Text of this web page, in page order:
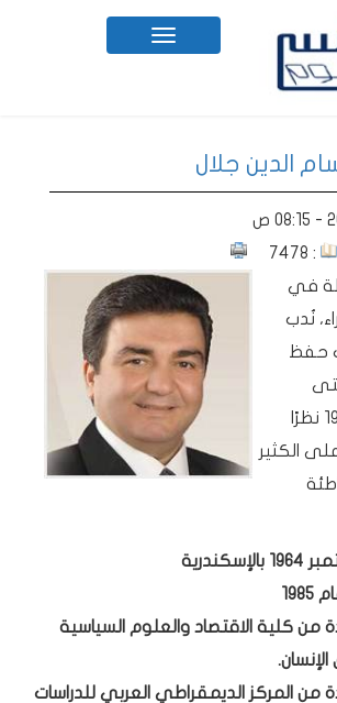
Toggle
navigation
الدين جلال
: 7478
في
نُدب
حفظ
استقالته عام 1997 نظرًا
الكثير
كلية الاقتصاد والعلوم السياسية
المركز الديمقراطي العربي للدراسات